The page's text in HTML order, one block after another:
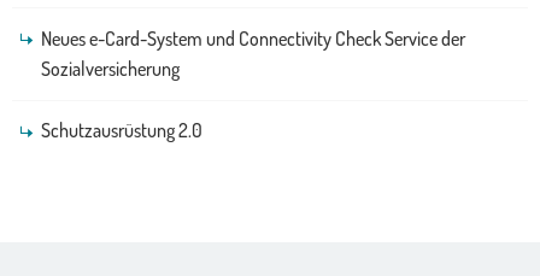
Neues e-Card-System und Connectivity Check Service der
Sozialversicherung
Schutzausrüstung 2.0